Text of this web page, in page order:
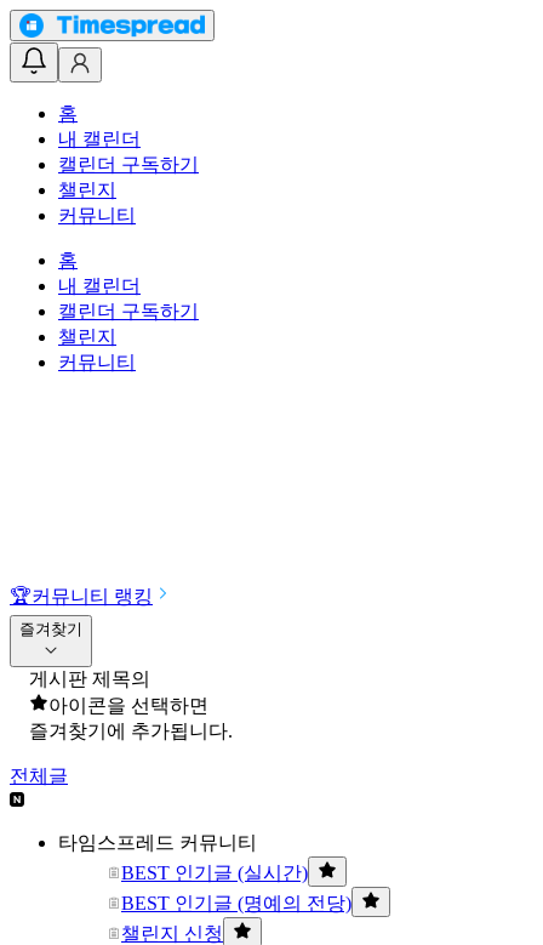
홈
내 캘린더
캘린더 구독하기
챌린지
커뮤니티
홈
내 캘린더
캘린더 구독하기
챌린지
커뮤니티
🏆커뮤니티 랭킹
즐겨찾기
게시판 제목의
아이콘을 선택하면
즐겨찾기에 추가됩니다.
전체글
타임스프레드 커뮤니티
BEST 인기글 (실시간)
BEST 인기글 (명예의 전당)
챌린지 신청